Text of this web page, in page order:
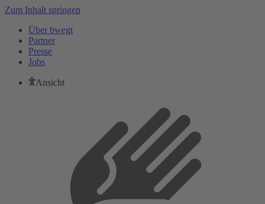
Zum Inhalt springen
Über bwegt
Partner
Presse
Jobs
Ansicht